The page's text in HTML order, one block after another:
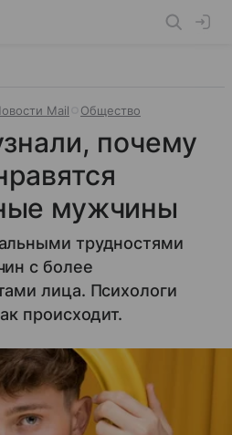
Mail Общество
почему
мужчины
трудностями
с более
лица. Психологи
происходит.